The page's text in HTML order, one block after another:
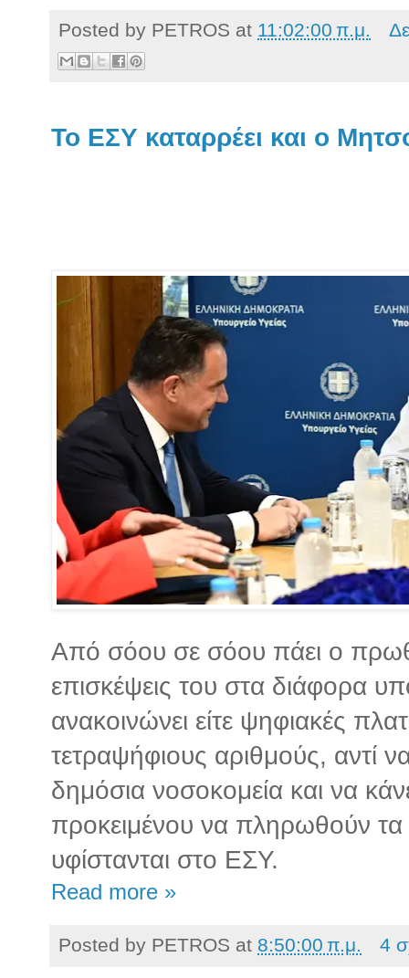
Posted by PETROS at 11:02:00 π.μ.
Το ΕΣΥ καταρρέει και ο
Από σόου σε σόου πάει ο
επισκέψεις του στα διάφορα
ανακοινώνει είτε ψηφιακές
τετραψήφιους αριθμούς, αντί
δημόσια νοσοκομεία και να
προκειμένου να πληρωθούν τα
υφίστανται στο ΕΣΥ.
Read more »
Posted by PETROS at 8:50:00 π.μ. 4